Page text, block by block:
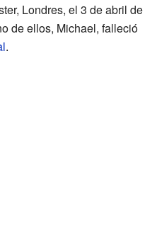
Londres, el 3 de abril de
de ellos, Michael, falleció
.